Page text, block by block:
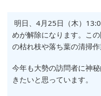
明日、4月25日（木）
めが解除になります。こ
の枯れ枝や落ち葉の清掃作
今年も大勢の訪問者に神
きたいと思っています。